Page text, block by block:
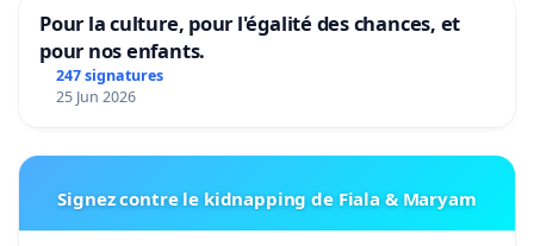
Pour la culture, pour l'égalité des chances, et
pour nos enfants.
247 signatures
25 Jun 2026
Signez contre le kidnapping de Fiala & Maryam